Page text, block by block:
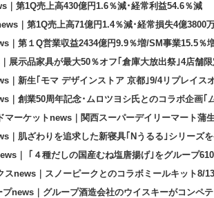
｜第1Q売上高430億円1.6％減･経常利益54.6％減
｜第1Q売上高71億円1.4％減･経常損失4億3800
｜第１Q営業収益2434億円9.9％増/SM事業15.5％
展示品家具が最大50％オフ｢倉庫大放出祭｣4店舗
｜新生｢モマ デザインストア 京都｣9/4リプレイス
｜創業50周年記念･ムロツヨシ氏とのコラボ企画｢
マーケットnews｜関西スーパーデイリーマート蒲
｜肌ざわりを追求した新寝具｢Nうるる｣シリーズ
｜ ｢４種だしの国産むね塩唐揚げ｣をグループ
スnews｜スノーピークとのコラボミールキット8/
プnews｜グループ酒造会社のウイスキーがコンペ